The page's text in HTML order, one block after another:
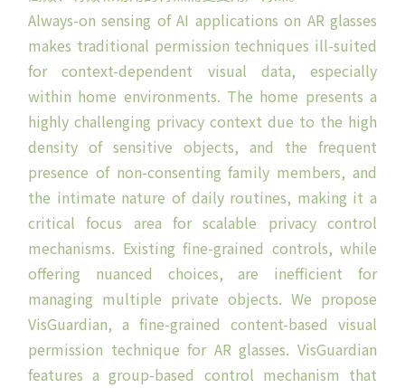
Always-on sensing of AI applications on AR glasses
makes traditional permission techniques ill-suited
for context-dependent visual data, especially
within home environments. The home presents a
highly challenging privacy context due to the high
density of sensitive objects, and the frequent
presence of non-consenting family members, and
the intimate nature of daily routines, making it a
critical focus area for scalable privacy control
mechanisms. Existing fine-grained controls, while
offering nuanced choices, are inefficient for
managing multiple private objects. We propose
VisGuardian, a fine-grained content-based visual
permission technique for AR glasses. VisGuardian
features a group-based control mechanism that